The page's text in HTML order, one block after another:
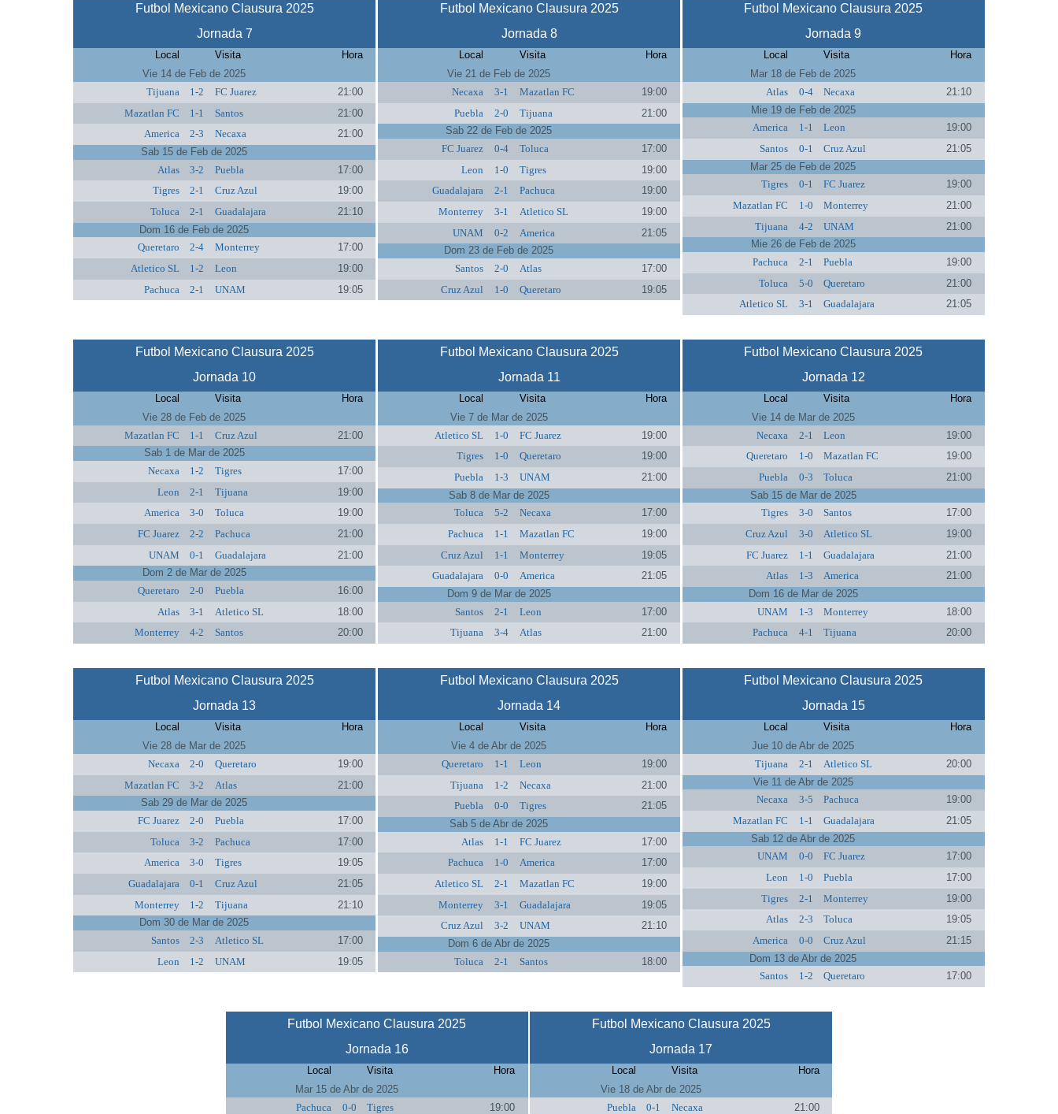
Futbol Mexicano Clausura 2025
Jornada 7
Local Visita
Hora
Vie 14 de Feb de 2025
Tijuana
1-2 FC Juarez
21:00
Mazatlan FC
1-1 Santos
21:00
America
2-3 Necaxa
21:00
Sab 15 de Feb de 2025
Atlas
3-2 Puebla
17:00
Tigres
2-1 Cruz Azul
19:00
Toluca
2-1 Guadalajara
21:10
Dom 16 de Feb de 2025
Queretaro
2-4 Monterrey
17:00
Atletico SL
1-2 Leon
19:00
Pachuca
2-1 UNAM 19:05
Futbol Mexicano Clausura 2025
Jornada 8
Local Visita
Hora
Vie 21 de Feb de 2025
Necaxa
3-1 Mazatlan FC
19:00
Puebla
2-0 Tijuana
21:00
Sab 22 de Feb de 2025
FC Juarez
0-4 Toluca
17:00
Leon
1-0 Tigres
19:00
Guadalajara
2-1 Pachuca
19:00
Monterrey
3-1 Atletico SL
19:00
UNAM
0-2 America
21:05
Dom 23 de Feb de 2025
Santos
2-0 Atlas
17:00
Cruz Azul
1-0 Queretaro 19:05
Futbol Mexicano Clausura 2025
Jornada 9
Local Visita
Hora
Mar 18 de Feb de 2025
Atlas
0-4 Necaxa
21:10
Mie 19 de Feb de 2025
America
1-1 Leon
19:00
Santos
0-1 Cruz Azul
21:05
Mar 25 de Feb de 2025
Tigres
0-1 FC Juarez
19:00
Mazatlan FC
1-0 Monterrey
21:00
Tijuana
4-2 UNAM
21:00
Mie 26 de Feb de 2025
Pachuca
2-1 Puebla
19:00
Toluca
5-0 Queretaro
21:00
Atletico SL
3-1 Guadalajara 21:05
Futbol Mexicano Clausura 2025
Jornada 10
Local Visita
Hora
Vie 28 de Feb de 2025
Mazatlan FC
1-1 Cruz Azul
21:00
Sab 1 de Mar de 2025
Necaxa
1-2 Tigres
17:00
Leon
2-1 Tijuana
19:00
America
3-0 Toluca
19:00
FC Juarez
2-2 Pachuca
21:00
UNAM
0-1 Guadalajara
21:00
Dom 2 de Mar de 2025
Queretaro
2-0 Puebla
16:00
Atlas
3-1 Atletico SL
18:00
Monterrey
4-2 Santos 20:00
Futbol Mexicano Clausura 2025
Jornada 11
Local Visita
Hora
Vie 7 de Mar de 2025
Atletico SL
1-0 FC Juarez
19:00
Tigres
1-0 Queretaro
19:00
Puebla
1-3 UNAM
21:00
Sab 8 de Mar de 2025
Toluca
5-2 Necaxa
17:00
Pachuca
1-1 Mazatlan FC
19:00
Cruz Azul
1-1 Monterrey
19:05
Guadalajara
0-0 America
21:05
Dom 9 de Mar de 2025
Santos
2-1 Leon
17:00
Tijuana
3-4 Atlas 21:00
Futbol Mexicano Clausura 2025
Jornada 12
Local Visita
Hora
Vie 14 de Mar de 2025
Necaxa
2-1 Leon
19:00
Queretaro
1-0 Mazatlan FC
19:00
Puebla
0-3 Toluca
21:00
Sab 15 de Mar de 2025
Tigres
3-0 Santos
17:00
Cruz Azul
3-0 Atletico SL
19:00
FC Juarez
1-1 Guadalajara
21:00
Atlas
1-3 America
21:00
Dom 16 de Mar de 2025
UNAM
1-3 Monterrey
18:00
Pachuca
4-1 Tijuana 20:00
Futbol Mexicano Clausura 2025
Jornada 13
Local Visita
Hora
Vie 28 de Mar de 2025
Necaxa
2-0 Queretaro
19:00
Mazatlan FC
3-2 Atlas
21:00
Sab 29 de Mar de 2025
FC Juarez
2-0 Puebla
17:00
Toluca
3-2 Pachuca
17:00
America
3-0 Tigres
19:05
Guadalajara
0-1 Cruz Azul
21:05
Monterrey
1-2 Tijuana
21:10
Dom 30 de Mar de 2025
Santos
2-3 Atletico SL
17:00
Leon
1-2 UNAM 19:05
Futbol Mexicano Clausura 2025
Jornada 14
Local Visita
Hora
Vie 4 de Abr de 2025
Queretaro
1-1 Leon
19:00
Tijuana
1-2 Necaxa
21:00
Puebla
0-0 Tigres
21:05
Sab 5 de Abr de 2025
Atlas
1-1 FC Juarez
17:00
Pachuca
1-0 America
17:00
Atletico SL
2-1 Mazatlan FC
19:00
Monterrey
3-1 Guadalajara
19:05
Cruz Azul
3-2 UNAM
21:10
Dom 6 de Abr de 2025
Toluca
2-1 Santos 18:00
Futbol Mexicano Clausura 2025
Jornada 15
Local Visita
Hora
Jue 10 de Abr de 2025
Tijuana
2-1 Atletico SL
20:00
Vie 11 de Abr de 2025
Necaxa
3-5 Pachuca
19:00
Mazatlan FC
1-1 Guadalajara
21:05
Sab 12 de Abr de 2025
UNAM
0-0 FC Juarez
17:00
Leon
1-0 Puebla
17:00
Tigres
2-1 Monterrey
19:00
Atlas
2-3 Toluca
19:05
America
0-0 Cruz Azul
21:15
Dom 13 de Abr de 2025
Santos
1-2 Queretaro 17:00
Futbol Mexicano Clausura 2025
Jornada 16
Local Visita
Hora
Mar 15 de Abr de 2025
Pachuca
0-0 Tigres
19:00
Futbol Mexicano Clausura 2025
Jornada 17
Local Visita
Hora
Vie 18 de Abr de 2025
Puebla
0-1 Necaxa
21:00